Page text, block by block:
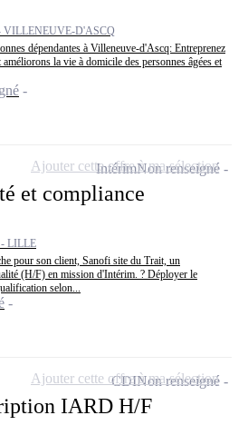
VILLENEUVE-D'ASCQ
dépendantes à Villeneuve-d'Ascq: Entreprenez
la vie à domicile des personnes âgées et
et compliance
- LILLE
pour son client, Sanofi site du Trait, un
(H/F) en mission d'Intérim. ? Déployer le
selon...
IntérimNon renseigné
Ajouter cette offre à ma sélection
IARD H/F
CDINon renseigné
Ajouter cette offre à ma sélection